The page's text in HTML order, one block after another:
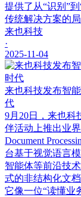
提供了从“识别”
传统解决方案的
来也科技
·
2025-11-04
来也科技发布智
代
9月20日，来也
伴活动上推出业
Document
台基于视觉语言
智能体等前沿技
式的非结构化文
它像一位“读懂业